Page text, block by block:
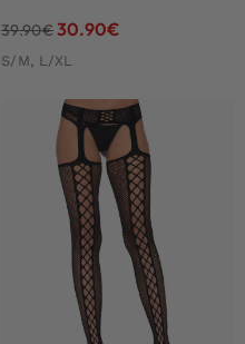
39.90€30.90€
S/M, L/XL